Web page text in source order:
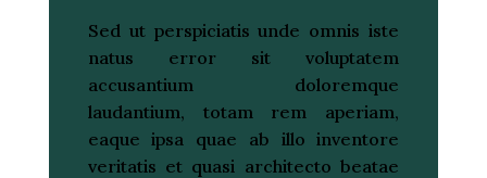
Sed ut perspiciatis unde omnis iste
natus error sit voluptatem
accusantium doloremque
laudantium, totam rem aperiam,
eaque ipsa quae ab illo inventore
veritatis et quasi architecto beatae